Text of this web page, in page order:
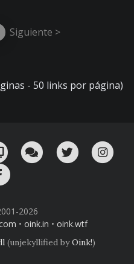
Siguiente >
- 50 links por página)
canal en Telegram!
Oink! TV Charla con nosotros
Twitter
2026
• oink.in • oink.wtf
(unjekyllified byOink!)